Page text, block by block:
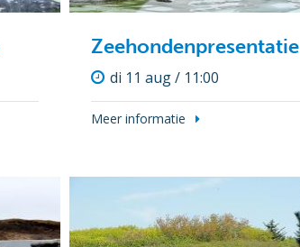
Zeehondenpresentatie
di 11 aug / 11:00
Meer informatie